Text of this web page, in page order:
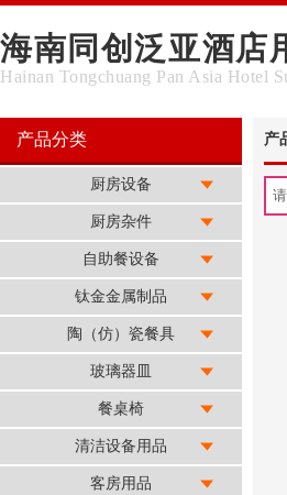
海南同创泛亚酒店
Hainan Tongchuang Pan Asia Hotel
产品分类
厨房设备
厨房杂件
自助餐设备
钛金金属制品
陶（仿）瓷餐具
玻璃器皿
餐桌椅
清洁设备用品
客房用品
产